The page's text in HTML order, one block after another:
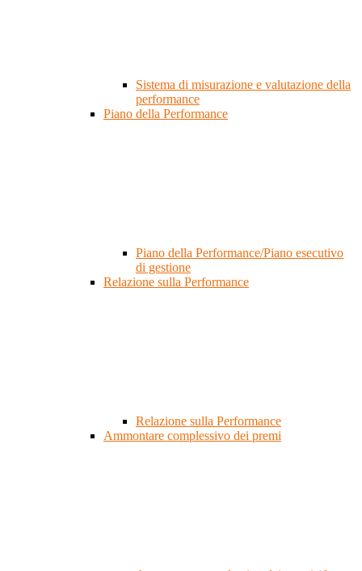
Sistema di misurazione e valutazione della
performance
Piano della Performance
Piano della Performance/Piano esecutivo
di gestione
Relazione sulla Performance
Relazione sulla Performance
Ammontare complessivo dei premi